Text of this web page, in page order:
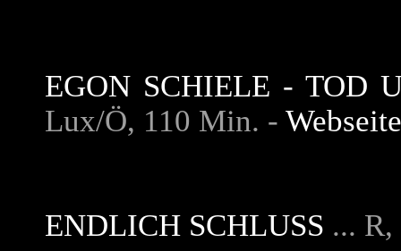
EGON SCHIELE - TOD
Lux/Ö, 110 Min. -
ENDLICH SCHLUSS ...